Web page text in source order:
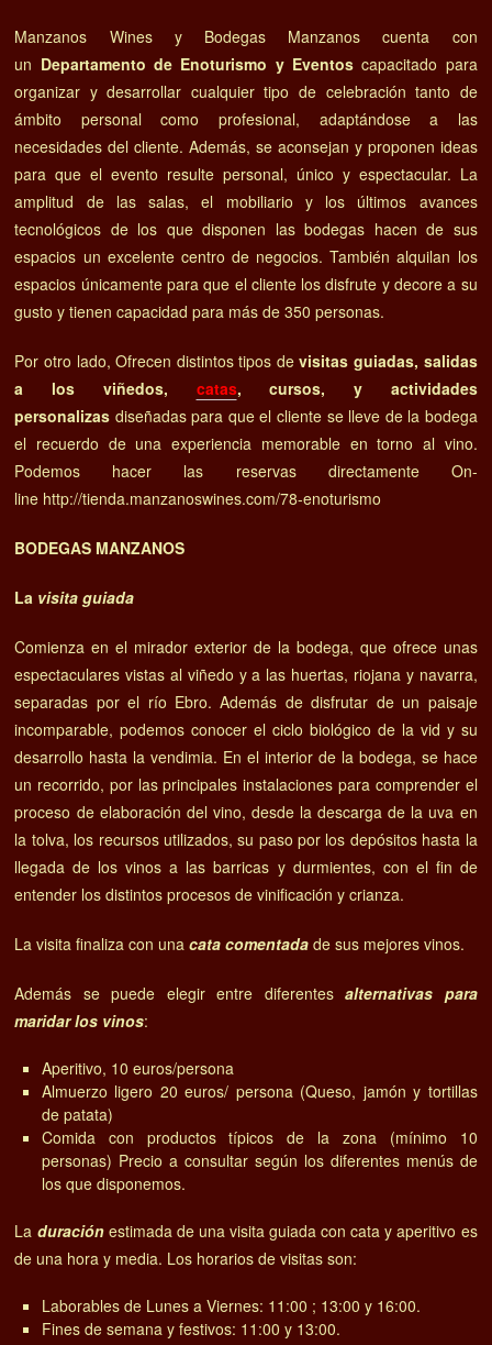
Manzanos Wines y Bodegas Manzanos cuenta con
un Departamento de Enoturismo y Eventoscapacitado para
organizar y desarrollar cualquier tipo de celebración tanto de
ámbito personal como profesional, adaptándose a las
necesidades del cliente. Además, se aconsejan y proponen ideas
para que el evento resulte personal, único y espectacular. La
amplitud de las salas, el mobiliario y los últimos avances
tecnológicos de los que disponen las bodegas hacen de sus
espacios un excelente centro de negocios. También alquilan los
espacios únicamente para que el cliente los disfrute y decore a su
gusto y tienen capacidad para más de 350 personas.
Por otro lado, Ofrecen distintos tipos devisitas guiadas, salidas
a los viñedos, catas, cursos, y actividades
personalizas diseñadas para que el cliente se lleve de la bodega
el recuerdo de una experiencia memorable en torno al vino.
Podemos hacer las reservas directamente On-
line http://tienda.manzanoswines.com/78-enoturismo
BODEGAS MANZANOS
La visita guiada
Comienza en el mirador exterior de la bodega, que ofrece unas
espectaculares vistas al viñedo y a las huertas, riojana y navarra,
separadas por el río Ebro. Además de disfrutar de un paisaje
incomparable, podemos conocer el ciclo biológico de la vid y su
desarrollo hasta la vendimia. En el interior de la bodega, se hace
un recorrido, por las principales instalaciones para comprender el
proceso de elaboración del vino, desde la descarga de la uva en
la tolva, los recursos utilizados, su paso por los depósitos hasta la
llegada de los vinos a las barricas y durmientes, con el fin de
entender los distintos procesos de vinificación y crianza.
La visita finaliza con unacata comentada de sus mejores vinos.
Además se puede elegir entre diferentesalternativas para
maridar los vinos:
Aperitivo, 10 euros/persona
Almuerzo ligero 20 euros/ persona (Queso, jamón y tortillas
de patata)
Comida con productos típicos de la zona (mínimo 10
personas) Precio a consultar según los diferentes menús de
los que disponemos.
La duraciónestimada de una visita guiada con cata y aperitivo es
de una hora y media. Los horarios de visitas son:
Laborables de Lunes a Viernes: 11:00 ; 13:00 y 16:00.
Fines de semana y festivos: 11:00 y 13:00.